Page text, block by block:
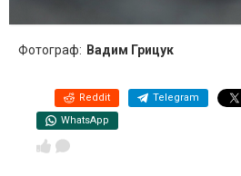
Фотограф: Вадим Грицук
Reddit Telegram
WhatsApp